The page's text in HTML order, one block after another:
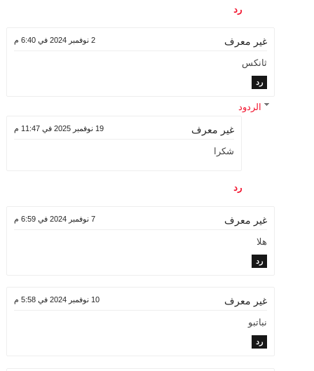
رد
غير معرف 2 نوفمبر 2024 في 6:40 م
ثانكس
رد
الردود
غير معرف 19 نوفمبر 2025 في 11:47 م
شكرا
رد
غير معرف 7 نوفمبر 2024 في 6:59 م
هلا
رد
غير معرف 10 نوفمبر 2024 في 5:58 م
نباتبو
رد